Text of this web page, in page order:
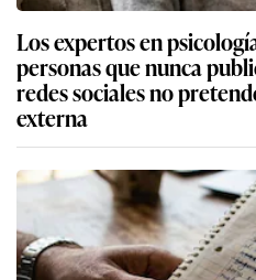
Los expertos en
personas que nunca
redes sociales no
externa